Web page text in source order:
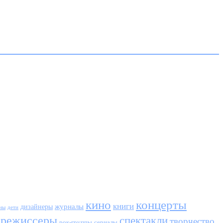
дети дизайнеры журналы кино книги концерты
режиссеры
спектакли